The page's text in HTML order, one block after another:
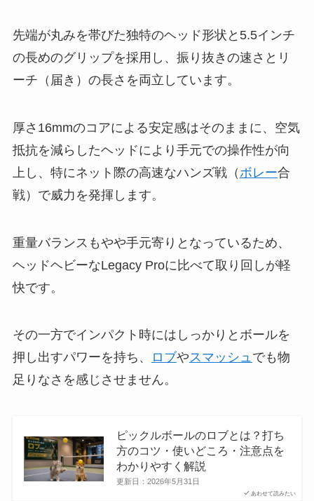
先端が丸みを帯びた独特のヘッド形状と5.5インチ
の長めのグリップを採用し、振り抜きの速さとリ
ーチ（届き）の長さを両立しています。
厚さ16mmのコアによる安定感はそのままに、空気
抵抗を減らしたヘッドにより手元での操作性が向
上し、特にネット際の高速なハンズ戦（ ボレー合
戦）で威力を発揮します。
重量バランスもやや手元寄りとなっているため、
ヘッドヘビーなLegacy Proに比べて取り回しが軽
快です。
その一方でインパクト時にはしっかりとボールを
押し出すパワーを持ち、
ロブやスマッシュでも物
足りなさを感じさせません。
あわせて読みたい
ピックルボールのロブとは？打ち
方のコツ・使いどころ・注意点を
わかりやすく解説
更新日： 2026年5月31日